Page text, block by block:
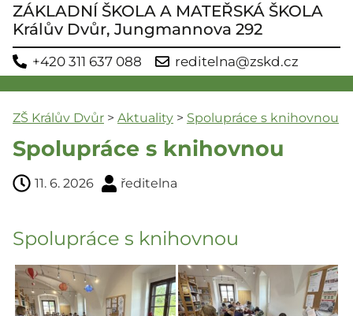
ZÁKLADNÍ ŠKOLA A MATEŘSKÁ ŠKOLA
Králův Dvůr, Jungmannova 292
+420 311 637 088 reditelna@zskd.cz
ZŠ Králův Dvůr > Aktuality > Spolupráce s knihovnou
Spolupráce s knihovnou
11. 6. 2026 ředitelna
Spolupráce s knihovnou